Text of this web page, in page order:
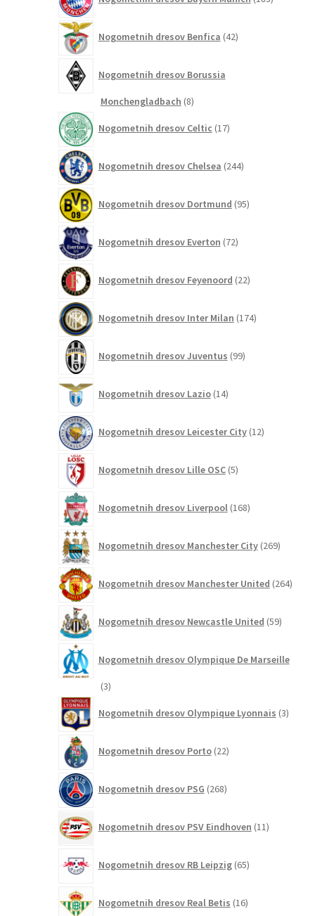
izdelkov
Nogometnih dresov Benfica 42izdelkov
Nogometnih dresov Borussia
Monchengladbach 88
Nogometnih dresov Celtic 17izdelkov
Nogometnih dresov Chelsea 244izdelkov
Nogometnih dresov Dortmund 95izdelkov
Nogometnih dresov Everton 72izdelkov
Nogometnih dresov Feyenoord 22izdelkov
Nogometnih dresov Inter Milan 174izdelkov
Nogometnih dresov Juventus 99izdelkov
Nogometnih dresov Lazio 14izdelkov
Nogometnih dresov Leicester City 12izdelkov
Nogometnih dresov Lille OSC 5izdelkov
Nogometnih dresov Liverpool 168izdelkov
Nogometnih dresov Manchester City 269izdelkov
Nogometnih dresov Manchester United 264
Nogometnih dresov Newcastle United 59izdelkov
Nogometnih dresov Olympique De Marseille
33
Nogometnih dresov Olympique Lyonnais 3izdelki
Nogometnih dresov Porto 22izdelkov
Nogometnih dresov PSG 268izdelkov
Nogometnih dresov PSV Eindhoven 11izdelkov
Nogometnih dresov RB Leipzig 65izdelkov
Nogometnih dresov Real Betis 16izdelkov